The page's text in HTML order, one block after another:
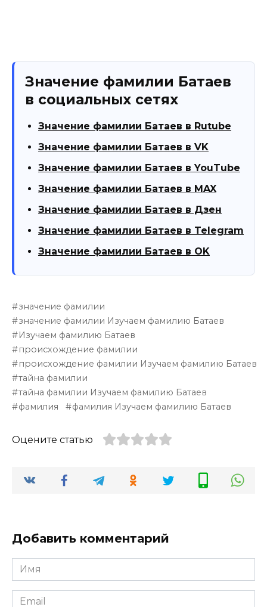
Значение фамилии Батаев
в социальных сетях
Значение фамилии Батаев в Rutube
Значение фамилии Батаев в VK
Значение фамилии Батаев в YouTube
Значение фамилии Батаев в MAX
Значение фамилии Батаев в Дзен
Значение фамилии Батаев в Telegram
Значение фамилии Батаев в OK
значение фамилии
значение фамилии Изучаем фамилию Батаев
Изучаем фамилию Батаев
происхождение фамилии
происхождение фамилии Изучаем фамилию Батаев
тайна фамилии
тайна фамилии Изучаем фамилию Батаев
фамилия
фамилия Изучаем фамилию Батаев
Оцените статью
Добавить комментарий
Имя
*
Email